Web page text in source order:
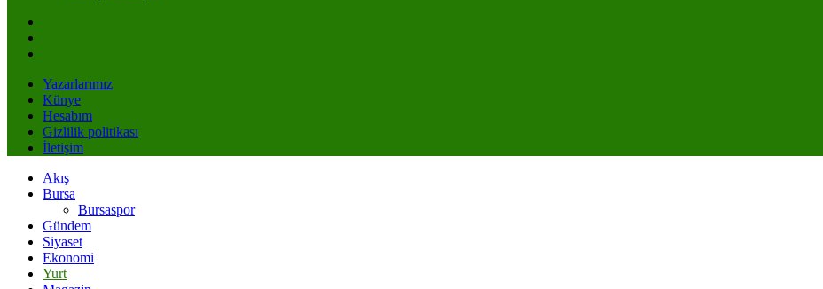
Yazarlarımız
Künye
Hesabım
Gizlilik politikası
İletişim
Akış
Bursa
Bursaspor
Gündem
Siyaset
Ekonomi
Yurt